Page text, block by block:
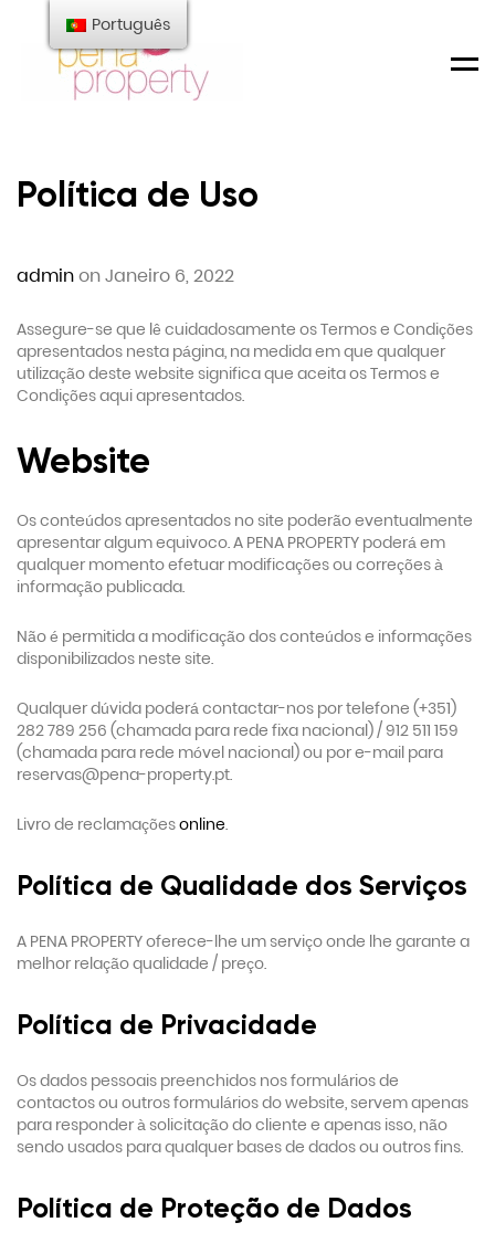
Política de Uso
adminon Janeiro 6, 2022
Assegure-se que lê cuidadosamente os Termos e Condições
apresentados nesta página, na medida em que qualquer
utilização deste website significa que aceita os Termos e
Condições aqui apresentados.
Website
Os conteúdos apresentados no site poderão eventualmente
apresentar algum equivoco. A PENA PROPERTY poderá em
qualquer momento efetuar modificações ou correções à
informação publicada.
Não é permitida a modificação dos conteúdos e informações
disponibilizados neste site.
Qualquer dúvida poderá contactar-nos por telefone (+351)
282 789 256 (chamada para rede fixa nacional) / 912 511 159
(chamada para rede móvel nacional) ou por e-mail para
reservas@pena-property.pt.
Livro de reclamaçõesonline.
Política de Qualidade dos Serviços
A PENA PROPERTY oferece-lhe um serviço onde lhe garante a
melhor relação qualidade / preço.
Política de Privacidade
Os dados pessoais preenchidos nos formulários de
contactos ou outros formulários do website, servem apenas
para responder à solicitação do cliente e apenas isso, não
sendo usados para qualquer bases de dados ou outros fins.
Política de Proteção de Dados
Português